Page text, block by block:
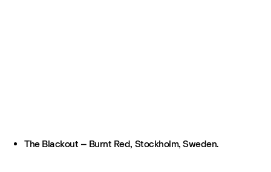
The Blackout – Burnt Red, Stockholm, Sweden.